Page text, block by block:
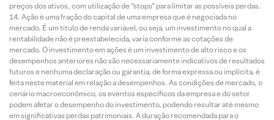
preços dos ativos, com utilização de “stops” para limitar as possíveis perdas.
Ação é uma fração do capital de uma empresa que é negociada no
mercado. É um título de renda variável, ou seja, um investimento no qual a
rentabilidade não é preestabelecida, varia conforme as cotações de
mercado. O investimento em ações é um investimento de alto risco e os
desempenhos anteriores não são necessariamente indicativos de resultados
futuros e nenhuma declaração ou garantia, de forma expressa ou implícita, é
feita neste material em relação a desempenhos. As condições de mercado, o
cenário macroeconômico, os eventos específicos da empresa e do setor
podem afetar o desempenho do investimento, podendo resultar até mesmo
em significativas perdas patrimoniais. A duração recomendada para o